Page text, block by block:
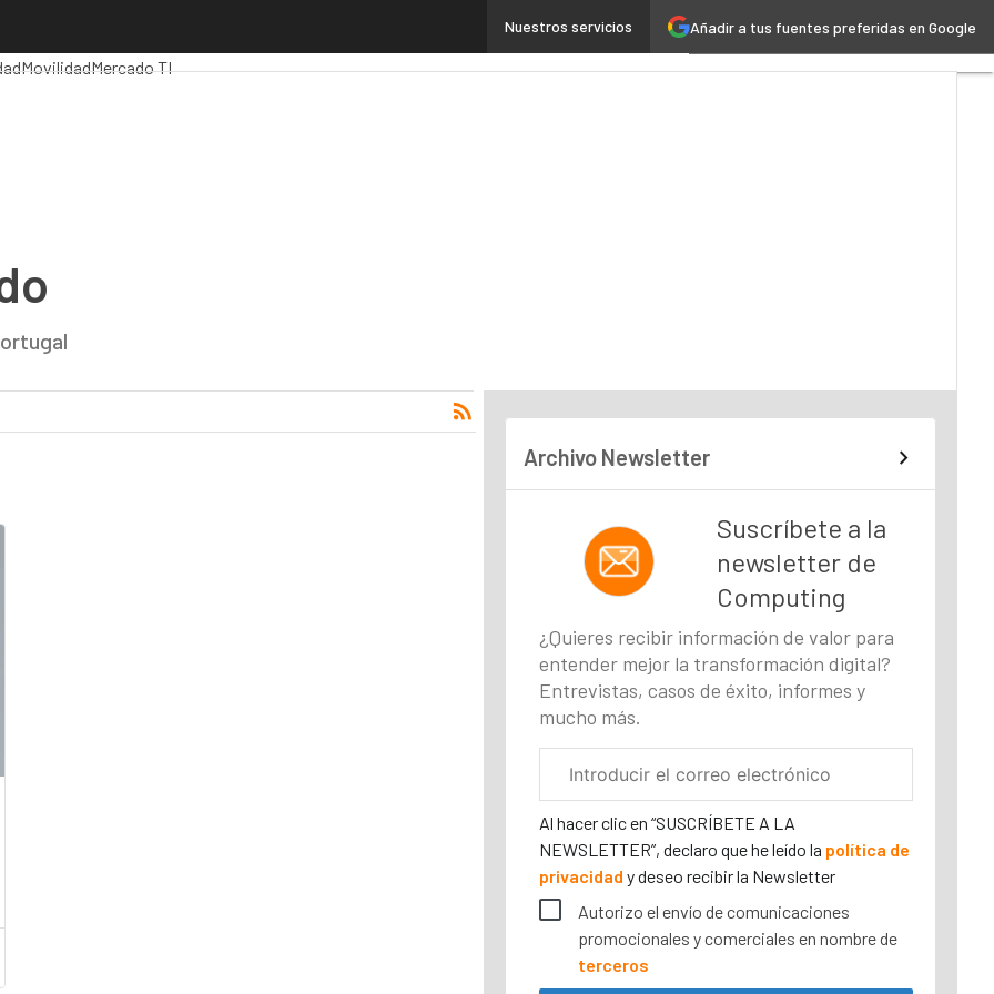
Añadir a tus fuentes preferidas en Google
Nuestros servicios
Inteligencia ArtificialIndustria 4.0
MovilidadMercado TI
Archivo Newsletter
Suscríbete a la
newsletter de
Computing
¿Quieres recibir información de valor para
entender mejor la transformación digital?
Entrevistas, casos de éxito, informes y
mucho más.
electrónico
Al hacer clic en “SUSCRÍBETE A LA
NEWSLETTER”, declaro que he leído la política de
privacidady deseo recibir la Newsletter
Autorizo el envío de comunicaciones
promocionales y comerciales en nombre de
terceros